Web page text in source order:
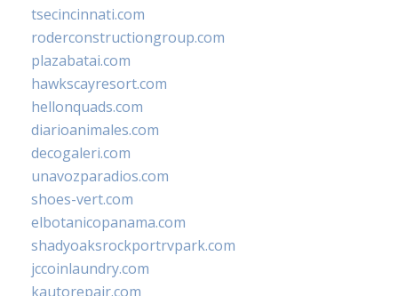
tsecincinnati.com
roderconstructiongroup.com
plazabatai.com
hawkscayresort.com
hellonquads.com
diarioanimales.com
decogaleri.com
unavozparadios.com
shoes-vert.com
elbotanicopanama.com
shadyoaksrockportrvpark.com
jccoinlaundry.com
kautorepair.com